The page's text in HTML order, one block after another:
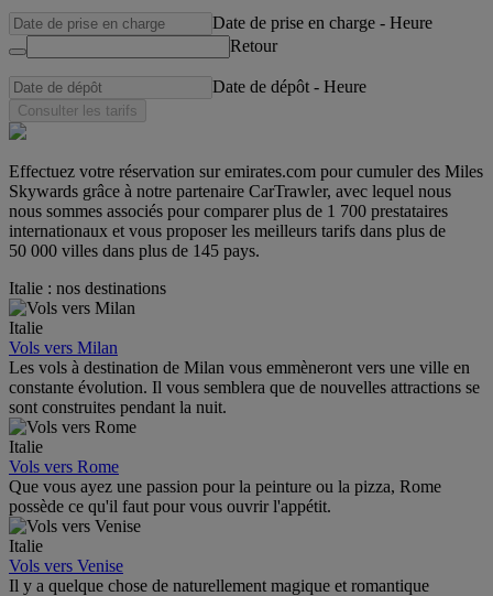
Date de prise en charge - Heure
Retour
Date de dépôt - Heure
Consulter les tarifs
Effectuez votre réservation sur emirates.com pour cumuler des Miles
Skywards grâce à notre partenaire CarTrawler, avec lequel nous
nous sommes associés pour comparer plus de 1 700 prestataires
internationaux et vous proposer les meilleurs tarifs dans plus de
50 000 villes dans plus de 145 pays.
Italie : nos destinations
Italie
Vols vers Milan
Les vols à destination de Milan vous emmèneront vers une ville en
constante évolution. Il vous semblera que de nouvelles attractions se
sont construites pendant la nuit.
Italie
Vols vers Rome
Que vous ayez une passion pour la peinture ou la pizza, Rome
possède ce qu'il faut pour vous ouvrir l'appétit.
Italie
Vols vers Venise
Il y a quelque chose de naturellement magique et romantique